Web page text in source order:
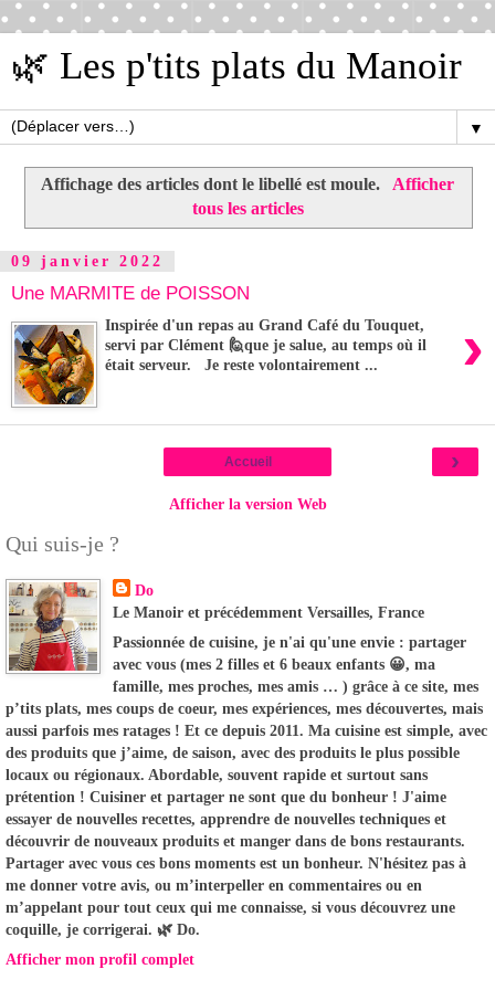
🌿 Les p'tits plats du Manoir
▼
Affichage des articles dont le libellé estmoule.
Afficher
tous les articles
09 janvier 2022
Une MARMITE de POISSON
›
Inspirée d'un repas au Grand Café du Touquet,
servi par Clément 🙋que je salue, au temps où il
était serveur. Je reste volontairement ...
›
Accueil
Afficher la version Web
Qui suis-je ?
Do
Le Manoir et précédemment Versailles, France
Passionnée de cuisine, je n'ai qu'une envie : partager
avec vous (mes 2 filles et 6 beaux enfants 😀, ma
famille, mes proches, mes amis … ) grâce à ce site, mes
p’tits plats, mes coups de coeur, mes expériences, mes découvertes, mais
aussi parfois mes ratages ! Et ce depuis 2011. Ma cuisine est simple, avec
des produits que j’aime, de saison, avec des produits le plus possible
locaux ou régionaux. Abordable, souvent rapide et surtout sans
prétention ! Cuisiner et partager ne sont que du bonheur ! J'aime
essayer de nouvelles recettes, apprendre de nouvelles techniques et
découvrir de nouveaux produits et manger dans de bons restaurants.
Partager avec vous ces bons moments est un bonheur. N'hésitez pas à
me donner votre avis, ou m’interpeller en commentaires ou en
m’appelant pour tout ceux qui me connaisse, si vous découvrez une
coquille, je corrigerai. 🌿 Do.
Afficher mon profil complet